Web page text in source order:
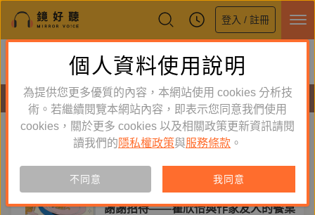
登入 / 註冊
鏡好聽全新APP上線
體驗全面升級，即刻下載
節目
謝謝招待 新到舊 舊到新
謝謝招待——瞿欣怡與作家友人的餐桌
個人資料使用說明
為提供您更多優質的內容，本網站使用 cookies 分析技
術。若繼續閱覽本網站內容，即表示您同意我們使用
cookies，關於更多 cookies 以及相關政策更新資訊請閱
讀我們的 隱私權政策與服務條款 。
不同意 我同意